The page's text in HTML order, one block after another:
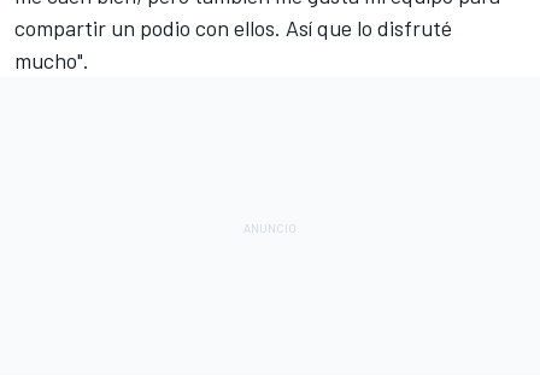
compartir un podio con ellos. Así que lo disfruté
mucho".